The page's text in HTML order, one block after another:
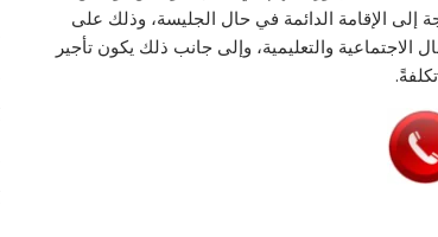
الإقامة الدائمة في حال الجليسة، وذلك على
والتعليمية، وإلى جانب ذلك يكون تأجير